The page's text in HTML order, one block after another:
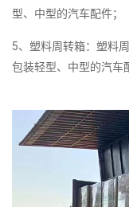
型、中型的汽车配件；
5、塑料周转箱：塑料
包装轻型、中型的汽车